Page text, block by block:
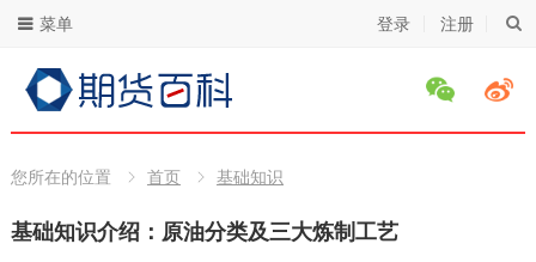
登录 注册
菜单
您所在的位置 首页 基础知识
基础知识介绍：原油分类及三大炼制工艺